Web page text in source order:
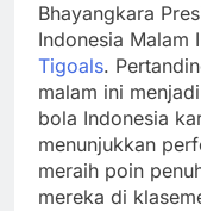
Bhayangkara
Indonesia Malam
Tigoals.
malam ini
bola Indonesia
menunjukkan
meraih poin
mereka di